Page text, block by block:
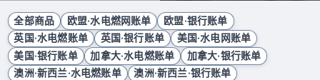
全部商品 欧盟·水电燃网账单
欧盟·银行账单
英国·水电燃账单
英国·银行账单
美国·水电网账单
美国·银行账单
加拿大·水电燃账单
加拿大·银行账单
澳洲·新西兰·水电燃账单
澳洲·新西兰·银行账单